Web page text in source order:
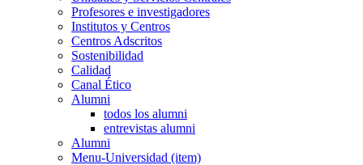
Profesores e investigadores
Institutos y Centros
Centros Adscritos
Sostenibilidad
Calidad
Canal Ético
Alumni
todos los alumni
entrevistas alumni
Alumni
Menu-Universidad (item)